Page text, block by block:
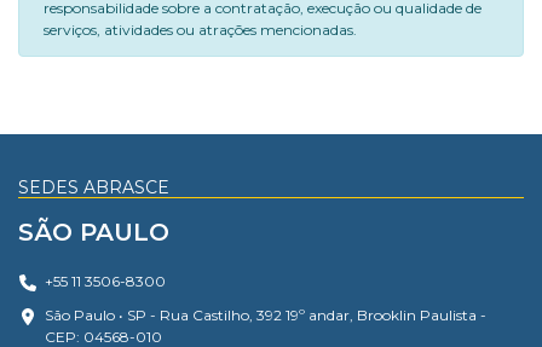
responsabilidade sobre a contratação, execução ou qualidade de
serviços, atividades ou atrações mencionadas.
SEDES ABRASCE
SÃO PAULO
+55 11 3506-8300
São Paulo • SP - Rua Castilho, 392 19º andar, Brooklin Paulista -
CEP: 04568-010